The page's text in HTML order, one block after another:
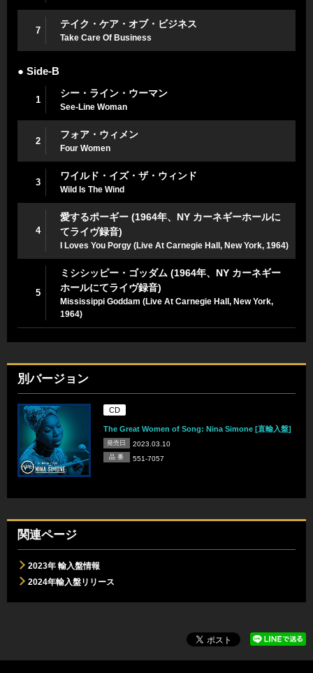
7
テイク・ケア・オブ・ビジネス
Take Care Of Business
● Side-B
1
シー・ライン・ウーマン
See-Line Woman
2
フォア・ウィメン
Four Women
3
ワイルド・イズ・ザ・ウィンド
Wild Is The Wind
4
愛するポーギー (1964年、NY カーネギーホールに
てライヴ録音)
I Loves You Porgy (Live At Carnegie Hall, New York, 1964)
5
ミシシッピー・ゴッダム (1964年、NY カーネギー
ホールにてライヴ録音)
Mississippi Goddam (Live At Carnegie Hall, New York,
1964)
別バージョン
CD
The Great Women of Song: Nina Simone [直輸入盤]
発売日 2023.03.10
品 番 551-7057
関連ページ
2023年 輸入盤情報
2024年輸入盤リリース